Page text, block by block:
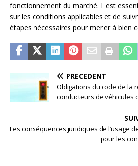
fonctionnement du marché. Il est
sur les conditions applicables et de
étapes nécessaires pour mener à bien
PRÉCÉDENT
Obligations du code de la
conducteurs de véhicules
Les conséquences juridiques de l’usage
pour les